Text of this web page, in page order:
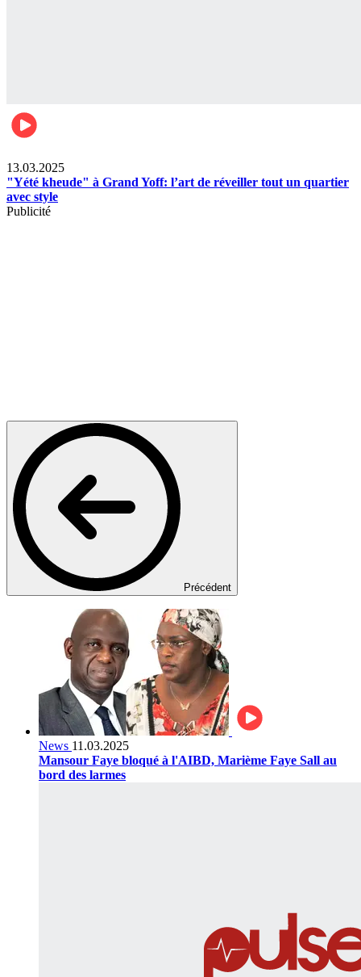
13.03.2025
"Yété kheude" à Grand Yoff: l’art de réveiller tout un quartier
avec style
Publicité
Précédent
News 11.03.2025
Mansour Faye bloqué à l'AIBD, Marième Faye Sall au
bord des larmes